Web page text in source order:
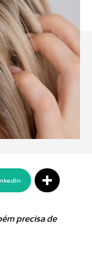
precisa de